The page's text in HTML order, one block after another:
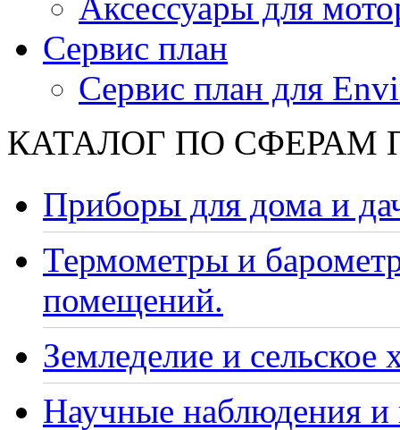
Сервис план
Сервис план для
КАТАЛОГ ПО СФЕРАМ
Приборы для дома и
Термометры и
помещений.
Земледелие и сельское
Научные наблюдения и